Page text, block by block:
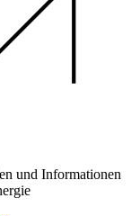
und Informationen